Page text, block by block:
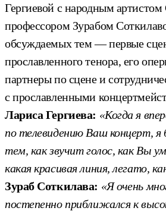
Гергиевой с народным
профессором Зурабом
обсуждаемых тем — первые
прославленного тенора, его
партнеры по сцене и
с прославленными
Лариса Гергиева: «Когда я
по телевидению Ваш концерт, я
тем, как звучит голос, как Вы
какая красивая линия, легато,
Зураб Соткилава: «Я очень
постепенно приближался к